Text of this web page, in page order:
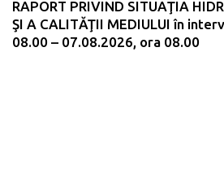
RAPORT PRIVIND SITUAŢIA
ŞI A CALITĂŢII MEDIULUI în
08.00 – 07.08.2026, ora 08.00